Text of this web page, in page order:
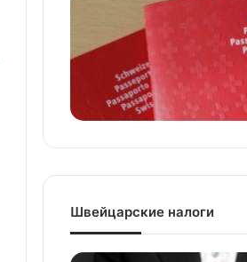
Швейцарские налоги